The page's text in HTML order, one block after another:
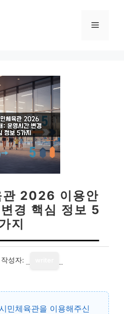
메
관 2026 이용안
경 핵심 정보 5
지
작성자:
민체육관을 이용해주신